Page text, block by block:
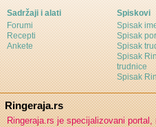
Sadržaji i alati
Forumi
Recepti
Ankete
Spiskovi
Spisak
Spisak
Spisak
Spisak
trudnice
Spisak
Ringeraja.rs
Ringeraja.rs je specijalizovani